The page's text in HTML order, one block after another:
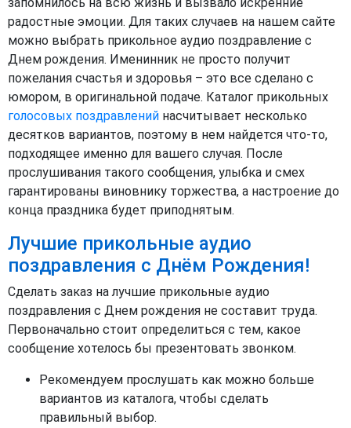
радостные эмоции. Для таких случаев на нашем сайте
можно выбрать прикольное аудио поздравление с
Днем рождения. Именинник не просто получит
пожелания счастья и здоровья – это все сделано с
юмором, в оригинальной подаче. Каталог прикольных
голосовых поздравлений насчитывает несколько
десятков вариантов, поэтому в нем найдется что-то,
подходящее именно для вашего случая. После
прослушивания такого сообщения, улыбка и смех
гарантированы виновнику торжества, а настроение до
конца праздника будет приподнятым.
Лучшие прикольные аудио
поздравления с Днём Рождения!
Сделать заказ на лучшие прикольные аудио
поздравления с Днем рождения не составит труда.
Первоначально стоит определиться с тем, какое
сообщение хотелось бы презентовать звонком.
Рекомендуем прослушать как можно больше
вариантов из каталога, чтобы сделать
правильный выбор.